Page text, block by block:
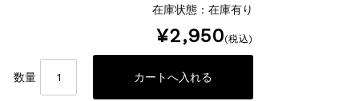
在庫状態 : 在庫有り
¥2,950(税込)
数量